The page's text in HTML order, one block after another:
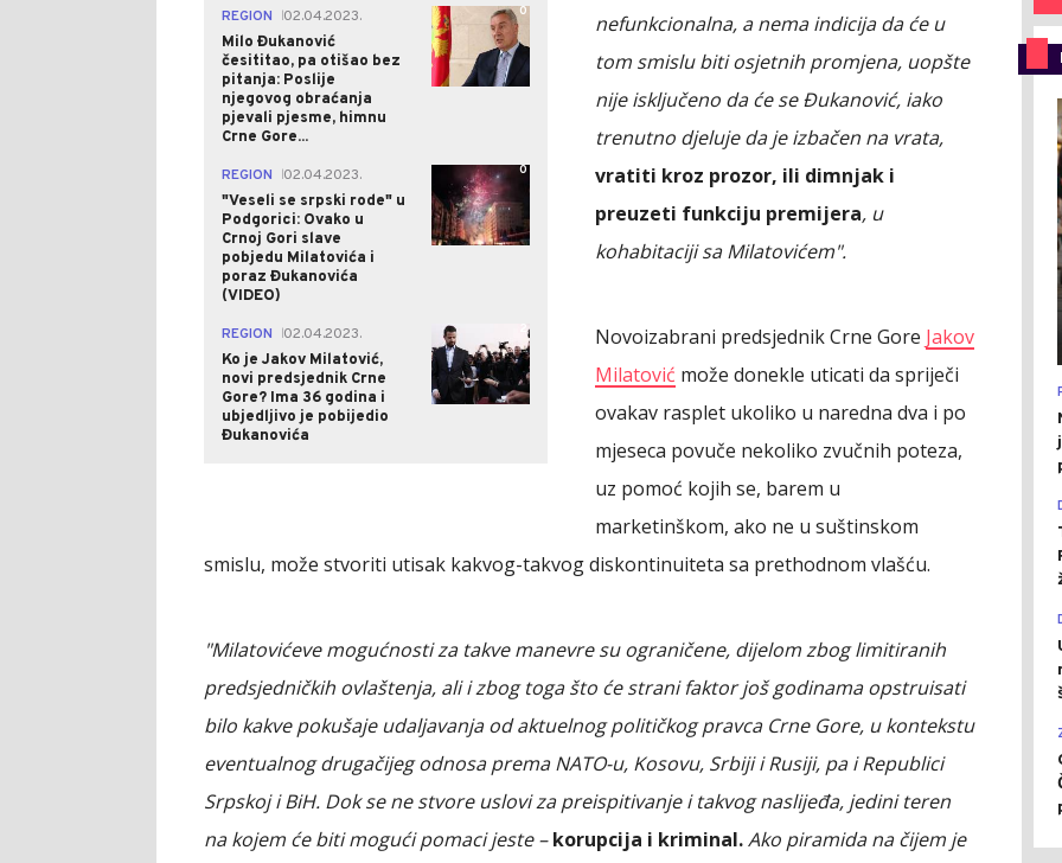
REGION
02.04.2023.
Milo Đukanović
česititao, pa otišao bez
pitanja: Poslije
njegovog obraćanja
pjevali pjesme, himnu
Crne Gore...
0
REGION
02.04.2023.
"Veseli se srpski rode" u
Podgorici: Ovako u
Crnoj Gori slave
pobjedu Milatovića i
poraz Đukanovića
(VIDEO)
0
REGION
02.04.2023.
Ko je Jakov Milatović,
novi predsjednik Crne
Gore? Ima 36 godina i
ubjedljivo je pobijedio
Đukanovića
2
nefunkcionalna, a nema indicija da će u
tom smislu biti osjetnih promjena, uopšte
nije isključeno da će se Đukanović, iako
trenutno djeluje da je izbačen na vrata,
vratiti kroz prozor, ili dimnjak i
preuzeti funkciju premijera, u
kohabitaciji sa Milatovićem".
Novoizabrani predsjednik Crne Gore Jakov
Milatović može donekle uticati da spriječi
ovakav rasplet ukoliko u naredna dva i po
mjeseca povuče nekoliko zvučnih poteza,
uz pomoć kojih se, barem u
marketinškom, ako ne u suštinskom
smislu, može stvoriti utisak kakvog-takvog diskontinuiteta sa prethodnom vlašću.
"Milatovićeve mogućnosti za takve manevre su ograničene, dijelom zbog limitiranih
predsjedničkih ovlaštenja, ali i zbog toga što će strani faktor još godinama opstruisati
bilo kakve pokušaje udaljavanja od aktuelnog političkog pravca Crne Gore, u kontekstu
eventualnog drugačijeg odnosa prema NATO-u, Kosovu, Srbiji i Rusiji, pa i Republici
Srpskoj i BiH. Dok se ne stvore uslovi za preispitivanje i takvog naslijeđa, jedini teren
na kojem će biti mogući pomaci jeste –korupcija i kriminal.Ako piramida na čijem je